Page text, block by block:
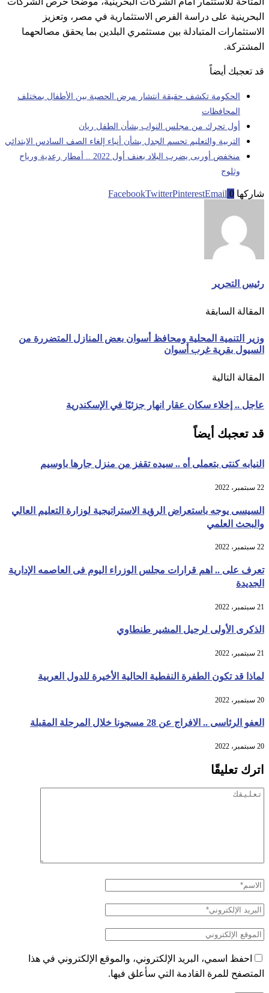
البحرينية على دراسة الفرص الاستثمارية في مصر، وتعزيز
الاستثمارات المتبادلة بين مستثمري البلدين بما يحقق مصالحهما
المشتركة.
قد تعجبك أيضاً
الحكومة تكشف حقيقة انتشار مرض الحصبة بين الأطفال ​بمختلف
المحافظات
أول تحرك من مجلس النواب بشأن الطفل ريان
التربية والتعليم تحسم الجدل بشأن أنباء إلغاء الصف السادس الابتدائي
منخفض أوربى يضرب البلاد بعنف أول 2022 .. أمطار رعدية ورياح
وثلوج
شاركها 0
FacebookTwitterPinterestEmail
رئيس التحرير
المقالة السابقة
وزير التنمية المحلية ومحافظ أسوان بعض المنازل المتضررة من
السيول بقرية غرب أسوان
المقالة التالية
عاجل .. إخلاء سكان عقار انهار جزئيًا في الإسكندرية
قد تعجبك أيضاً
النيابه كنتى بتعملى أه .. سيده تقفز من منزل جارها باوسيم
22 سبتمبر، 2022
السيسى يوجه باستعراض الرؤية الاستراتيجية لوزارة التعليم العالي
والبحث العلمي
22 سبتمبر، 2022
تعرف على .. اهم قرارات مجلس الوزراء اليوم فى العاصمه الإدارية
الجديدة
21 سبتمبر، 2022
الذكرى الأولى لرحيل المشير طنطاوي
21 سبتمبر، 2022
لماذا قد تكون الطفرة النفطية الحالية الأخيرة للدول العربية
20 سبتمبر، 2022
العفو الرئاسى .. الافراج عن 28 مسجونا خلال المرحلة المقبلة
20 سبتمبر، 2022
اترك تعليقًا
احفظ اسمي، البريد الإلكتروني، والموقع الإلكتروني في هذا
المتصفح للمرة القادمة التي سأعلق فيها.